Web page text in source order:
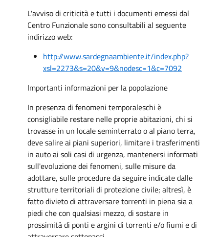
L'avviso di criticità e tutti i documenti emessi dal
Centro Funzionale sono consultabili al seguente
indirizzo web:
http://www.sardegnaambiente.it/index.php?
xsl=2273&s=20&v=9&nodesc=1&c=7092
Importanti informazioni per la popolazione
In presenza di fenomeni temporaleschi è
consigliabile restare nelle proprie abitazioni, chi si
trovasse in un locale seminterrato o al piano terra,
deve salire ai piani superiori, limitare i trasferimenti
in auto ai soli casi di urgenza, mantenersi informati
sull'evoluzione dei fenomeni, sulle misure da
adottare, sulle procedure da seguire indicate dalle
strutture territoriali di protezione civile; altresì, è
fatto divieto di attraversare torrenti in piena sia a
piedi che con qualsiasi mezzo, di sostare in
prossimità di ponti e argini di torrenti e/o fiumi e di